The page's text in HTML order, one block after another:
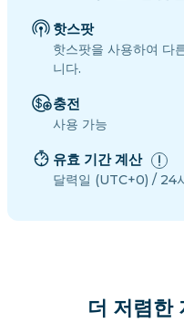
핫스팟
핫스팟을 사용하여 다
니다.
충전
사용 가능
유효 기간 계산
달력일 (UTC+0) / 24
더 저렴한